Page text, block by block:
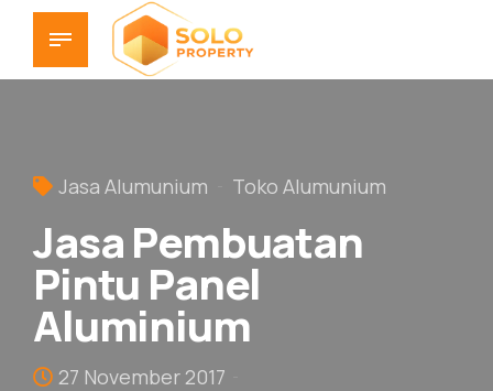
Jasa Alumunium Toko Alumunium
Jasa Pembuatan
Pintu Panel
Aluminium
27 November 2017